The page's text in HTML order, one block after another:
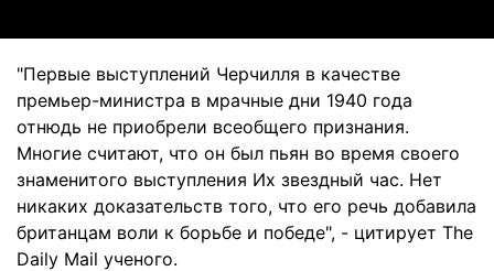
"Первые выступлений Черчилля в качестве
премьер-министра в мрачные дни 1940 года
отнюдь не приобрели всеобщего признания.
Многие считают, что он был пьян во время своего
знаменитого выступления Их звездный час. Нет
никаких доказательств того, что его речь добавила
британцам воли к борьбе и победе", - цитирует The
Daily Mail ученого.